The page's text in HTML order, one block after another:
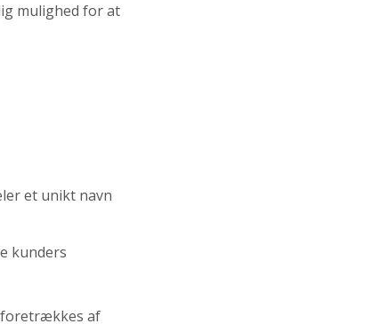
mulighed for at
et unikt navn
kunders
foretrækkes af